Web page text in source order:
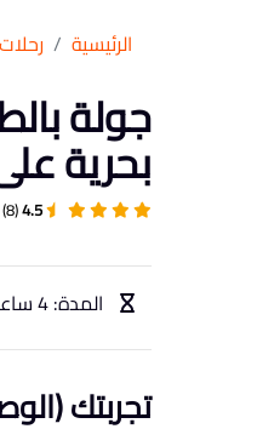
الرئيسية
بحرية
4.5(8) | 5 حجوزات
المدة: 4 ساعات
تجربتك